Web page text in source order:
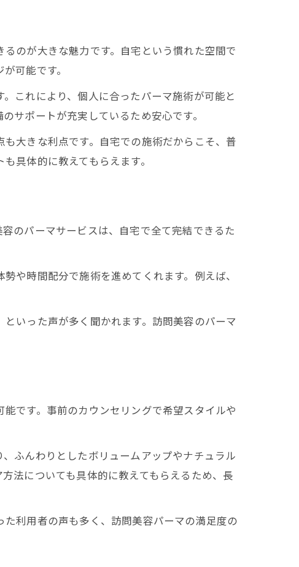
のが大きな魅力です。自宅という慣れた空間で
可能です。
これにより、個人に合ったパーマ施術が可能と
サポートが充実しているため安心です。
大きな利点です。自宅での施術だからこそ、普
具体的に教えてもらえます。
のパーマサービスは、自宅で全て完結できるた
や時間配分で施術を進めてくれます。例えば、
いった声が多く聞かれます。訪問美容のパーマ
です。事前のカウンセリングで希望スタイルや
ふんわりとしたボリュームアップやナチュラル
法についても具体的に教えてもらえるため、長
利用者の声も多く、訪問美容パーマの満足度の